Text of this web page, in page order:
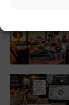
Učlanite se
Moj račun
Politika